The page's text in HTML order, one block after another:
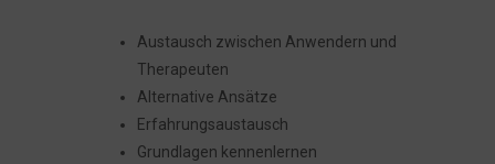
Austausch zwischen Anwendern und
Therapeuten
Alternative Ansätze
Erfahrungsaustausch
Grundlagen kennenlernen